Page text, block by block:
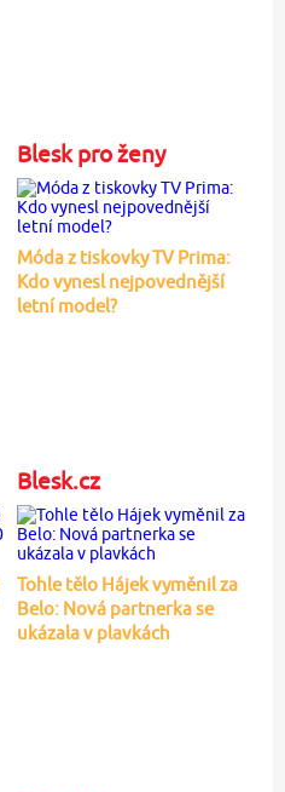
Blesk pro ženy
Móda z tiskovky TV Prima:
Kdo vynesl nejpovednější
letní model?
Blesk.cz
Tohle tělo Hájek vyměnil za
Belo: Nová partnerka se
ukázala v plavkách